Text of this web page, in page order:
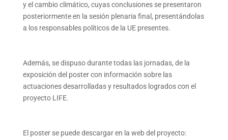
y el cambio climático, cuyas conclusiones se presentaron
posteriormente en la sesión plenaria final, presentándolas
a los responsables políticos de la UE presentes.
Además, se dispuso durante todas las jornadas, de la
exposición del poster con información sobre las
actuaciones desarrolladas y resultados logrados con el
proyecto LIFE.
El poster se puede descargar en la web del proyecto: